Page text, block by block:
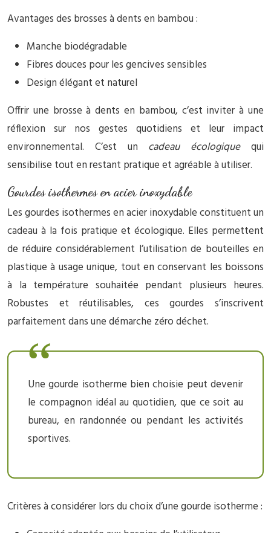
Avantages des brosses à dents en bambou :
Manche biodégradable
Fibres douces pour les gencives sensibles
Design élégant et naturel
Offrir une brosse à dents en bambou, c’est inviter à une
réflexion sur nos gestes quotidiens et leur impact
environnemental. C’est un cadeau écologiquequi
sensibilise tout en restant pratique et agréable à utiliser.
Gourdes isothermes en acier inoxydable
Les gourdes isothermes en acier inoxydable constituent un
cadeau à la fois pratique et écologique. Elles permettent
de réduire considérablement l’utilisation de bouteilles en
plastique à usage unique, tout en conservant les boissons
à la température souhaitée pendant plusieurs heures.
Robustes et réutilisables, ces gourdes s’inscrivent
parfaitement dans une démarche zéro déchet.
Une gourde isotherme bien choisie peut devenir
le compagnon idéal au quotidien, que ce soit au
bureau, en randonnée ou pendant les activités
sportives.
Critères à considérer lors du choix d’une gourde isotherme :